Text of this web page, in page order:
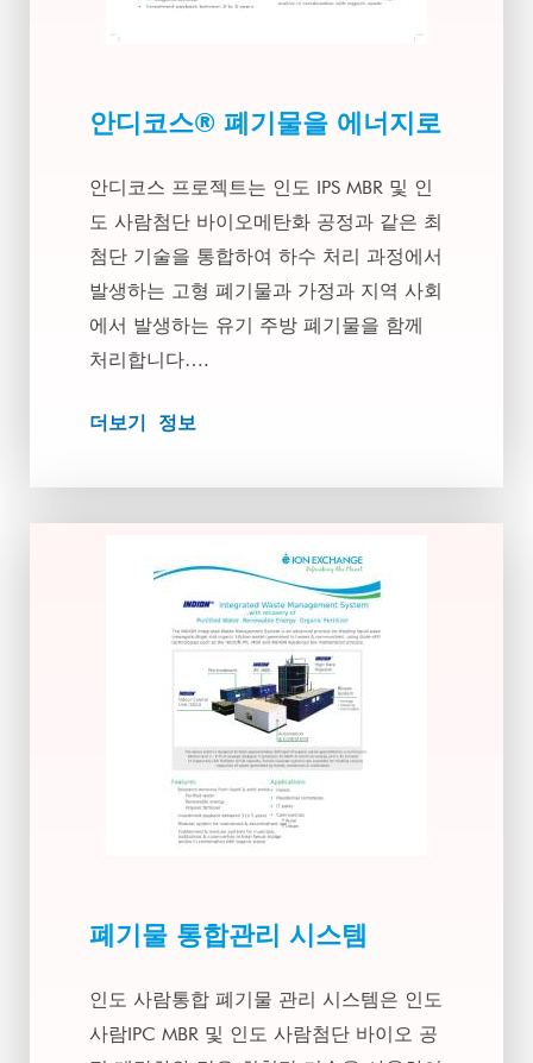
안디코스® 폐기물을 에너지로
안디코스 프로젝트는 인도 IPS MBR 및 인
도 사람첨단 바이오메탄화 공정과 같은 최
첨단 기술을 통합하여 하수 처리 과정에서
발생하는 고형 폐기물과 가정과 지역 사회
에서 발생하는 유기 주방 폐기물을 함께
처리합니다….
더보기 정보
폐기물 통합관리 시스템
인도 사람통합 폐기물 관리 시스템은 인도
사람IPC MBR 및 인도 사람첨단 바이오 공